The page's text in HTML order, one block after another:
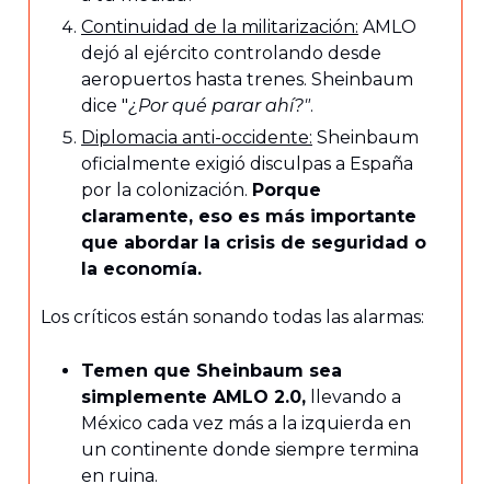
Continuidad de la militarización: AMLO
dejó al ejército controlando desde
aeropuertos hasta trenes. Sheinbaum
dice "¿Por qué parar ahí?".
Diplomacia anti-occidente: Sheinbaum
oficialmente exigió disculpas a España
por la colonización. Porque
claramente, eso es más importante
que abordar la crisis de seguridad o
la economía.
Los críticos están sonando todas las alarmas:
Temen que Sheinbaum sea
simplemente AMLO 2.0, llevando a
México cada vez más a la izquierda en
un continente donde siempre termina
en ruina.